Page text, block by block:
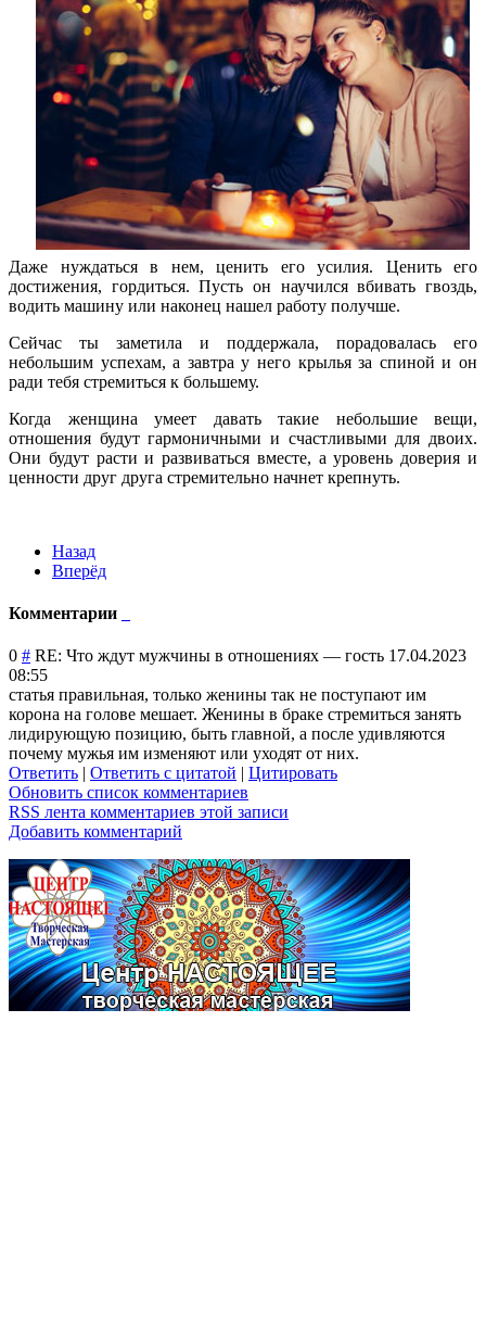
Даже нуждаться в нем, ценить его усилия. Ценить его
достижения, гордиться. Пусть он научился вбивать гвоздь,
водить машину или наконец нашел работу получше.
Сейчас ты заметила и поддержала, порадовалась его
небольшим успехам, а завтра у него крылья за спиной и он
ради тебя стремиться к большему.
Когда женщина умеет давать такие небольшие вещи,
отношения будут гармоничными и счастливыми для двоих.
Они будут расти и развиваться вместе, а уровень доверия и
ценности друг друга стремительно начнет крепнуть.
Назад
Вперёд
Комментарии
0 # RE: Что ждут мужчины в отношениях — гость 17.04.2023
08:55
статья правильная, только женины так не поступают им
корона на голове мешает. Женины в браке стремиться занять
лидирующую позицию, быть главной, а после удивляются
почему мужья им изменяют или уходят от них.
Ответить | Ответить с цитатой | Цитировать
Обновить список комментариев
RSS лента комментариев этой записи
Добавить комментарий